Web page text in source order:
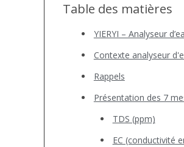
Table des matières
YIERYI – Analyseur
Contexte analyseur
Rappels
Présentation des 7
TDS (ppm)
EC (conductivité